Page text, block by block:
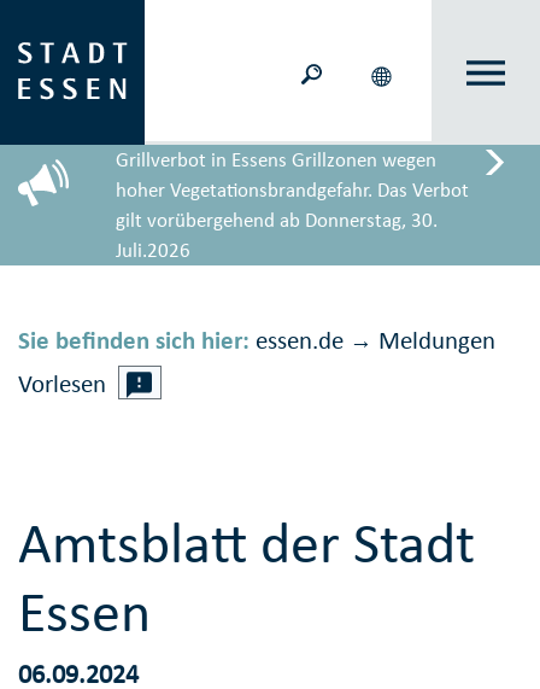
Grillverbot in Essens Grillzonen wegen
hoher Vegetationsbrandgefahr. Das Verbot
gilt vorübergehend ab Donnerstag, 30.
Juli.2026
Sie befinden sich hier: essen.de → Meldungen
Vorlesen
Amtsblatt der Stadt
Essen
06.09.2024